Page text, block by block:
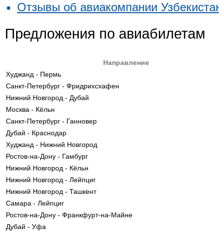
Отзывы об авиакомпании
Предложения по авиабилетам
Направление
Худжанд - Пермь
Санкт-Петербург - Фридрихсхафен
Нижний Новгород - Дубай
Москва - Кёльн
Санкт-Петербург - Ганновер
Дубай - Краснодар
Худжанд - Нижний Новгород
Ростов-на-Дону - Гамбург
Нижний Новгород - Кёльн
Нижний Новгород - Лейпциг
Нижний Новгород - Ташкент
Самара - Лейпциг
Ростов-на-Дону - Франкфурт-на-Майне
Дубай - Уфа